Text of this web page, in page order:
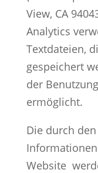
View, CA
Analytics
Textdateien,
gespeichert
der
ermöglicht.
Die durch
Website